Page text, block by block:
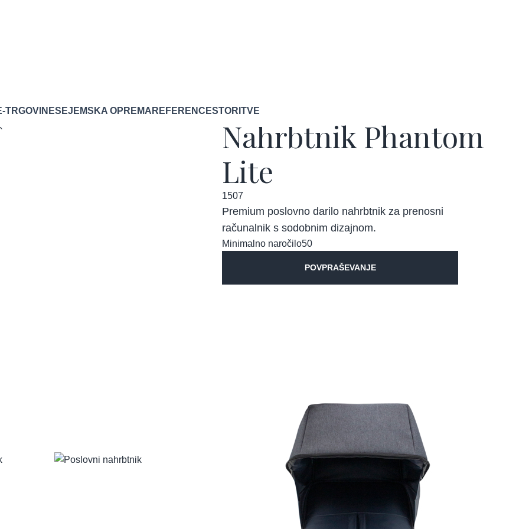
TRGOVINESEJEMSKA OPREMA REFERENCESTORITVE
Nahrbtnik Phantom
Lite
1507
Premium poslovno darilo nahrbtnik za prenosni
računalnik s sodobnim dizajnom.
Minimalno naročilo50
POVPRAŠEVANJE